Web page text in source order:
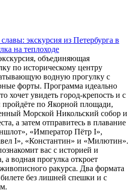
экскурсия из Петербурга в
на теплоходе
объединяющая
по историческому центру
водную прогулку с
форты. Программа идеально
хочет увидеть город-крепость и с
по Якорной площади,
Морской Никольский собор и
а затем отправитесь в плавание
«Император Пётр I»,
I», «Константин» и «Милютин».
вас с историей и
а водная прогулка откроет
ракурса. Два формата
без лишней спешки и с